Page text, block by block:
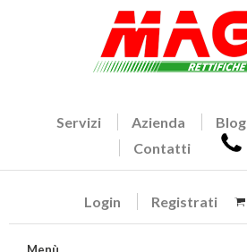
Servizi Azienda Blog
Contatti
Login Registrati